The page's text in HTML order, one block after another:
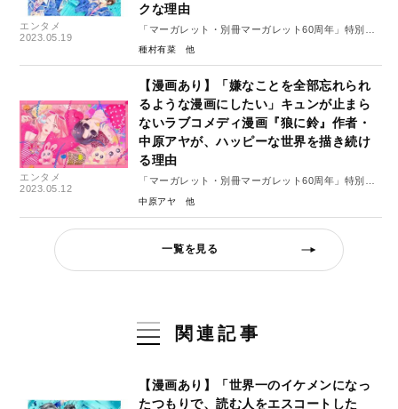
エンタメ
2023.05.19
クな理由
「マーガレット・別冊マーガレット60周年」特別イ
ンタビュー#5（後編）
種村有菜
エンタメ
2023.05.12
【漫画あり】「嫌なことを全部忘れられ
るような漫画にしたい」キュンが止まら
ないラブコメディ漫画『狼に鈴』作者・
中原アヤが、ハッピーな世界を描き続け
る理由
「マーガレット・別冊マーガレット60周年」特別イ
ンタビュー#4（後編）
中原アヤ
一覧を見る
関連記事
【漫画あり】「世界一のイケメンになっ
たつもりで、読む人をエスコートした